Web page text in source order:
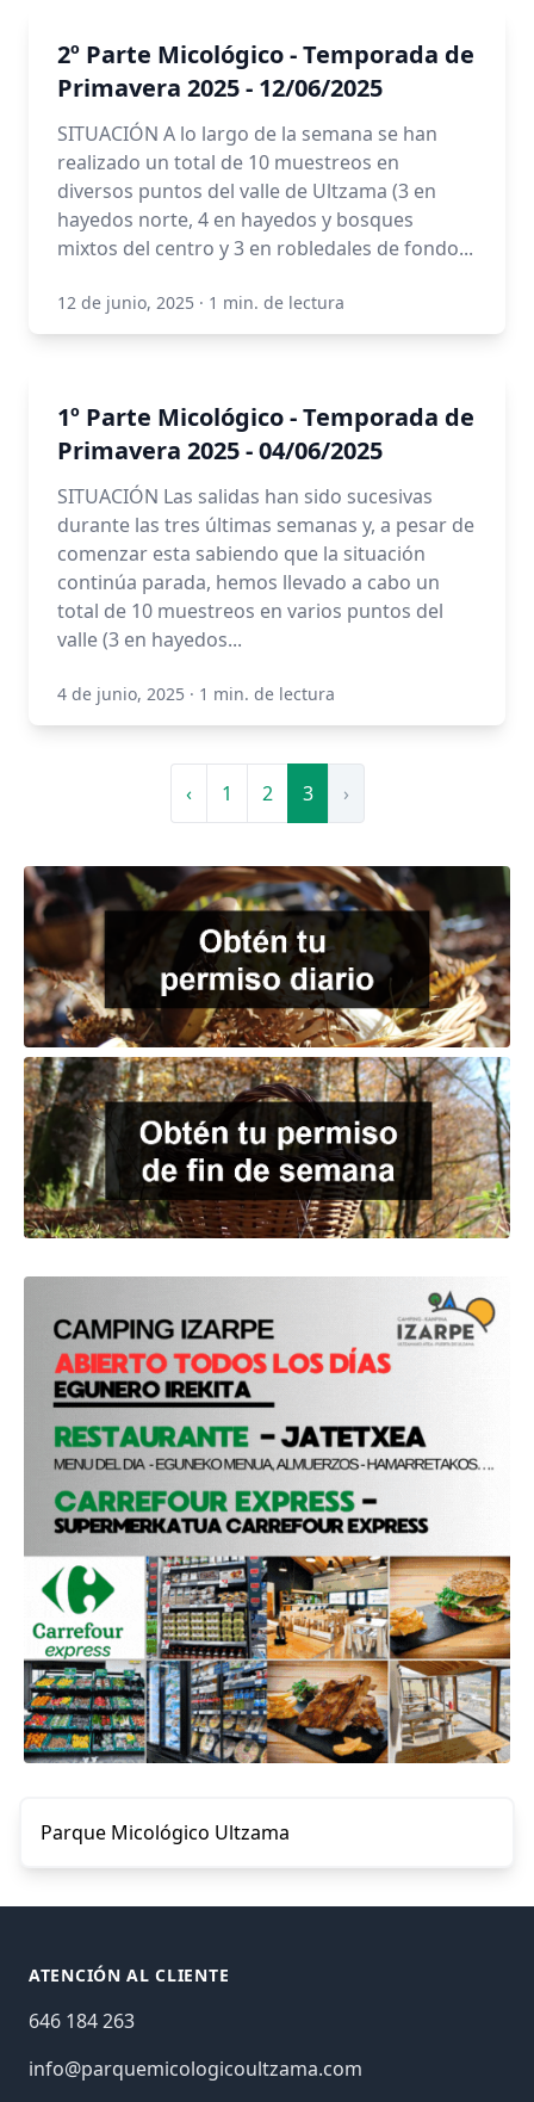
2º Parte Micológico - Temporada de
Primavera 2025 - 12/06/2025
SITUACIÓN A lo largo de la semana se han
realizado un total de 10 muestreos en
diversos puntos del valle de Ultzama (3 en
hayedos norte, 4 en hayedos y bosques
mixtos del centro y 3 en robledales de fondo...
12 de junio, 2025 · 1 min. de lectura
1º Parte Micológico - Temporada de
Primavera 2025 - 04/06/2025
SITUACIÓN Las salidas han sido sucesivas
durante las tres últimas semanas y, a pesar de
comenzar esta sabiendo que la situación
continúa parada, hemos llevado a cabo un
total de 10 muestreos en varios puntos del
valle (3 en hayedos...
4 de junio, 2025 · 1 min. de lectura
‹ 1 2 3 ›
Parque Micológico Ultzama
ATENCIÓN AL CLIENTE
646 184 263
info@parquemicologicoultzama.com